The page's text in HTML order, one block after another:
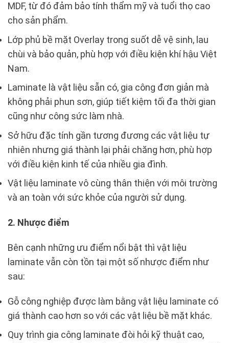
MDF, từ đó đảm bảo tính thẩm mỹ và tuổi thọ cao
cho sản phẩm.
Lớp phủ bề mặt Overlay trong suốt dễ vệ sinh, lau
chùi và bảo quản, phù hợp với điều kiện khí hậu Việt
Nam.
Laminate là vật liệu sẵn có, gia công đơn giản mà
không phải phun sơn, giúp tiết kiệm tối đa thời gian
cũng như công sức làm nhà.
Sở hữu đặc tính gần tương đương các vật liệu tự
nhiên nhưng giá thành lại phải chăng hơn, phù hợp
với điều kiện kinh tế của nhiều gia đình.
Vật liệu laminate vô cùng thân thiện với môi trường
và an toàn với sức khỏe của người sử dụng.
2. Nhược điểm
Bên cạnh những ưu điểm nổi bật thì vật liệu
laminate vẫn còn tồn tại một số nhược điểm như
sau:
Gỗ công nghiệp được làm bằng vật liệu laminate có
giá thành cao hơn so với các vật liệu bề mặt khác.
Quy trình gia công laminate đòi hỏi kỹ thuật cao,